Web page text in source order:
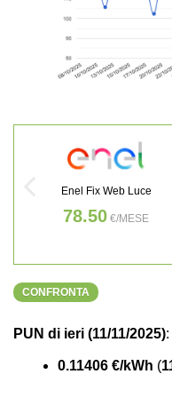
Enel Fix Web Luce
78.50 €/MESE
CONFRONTA
PUN di ieri (11/11/2025):
0.11406 €/kWh (